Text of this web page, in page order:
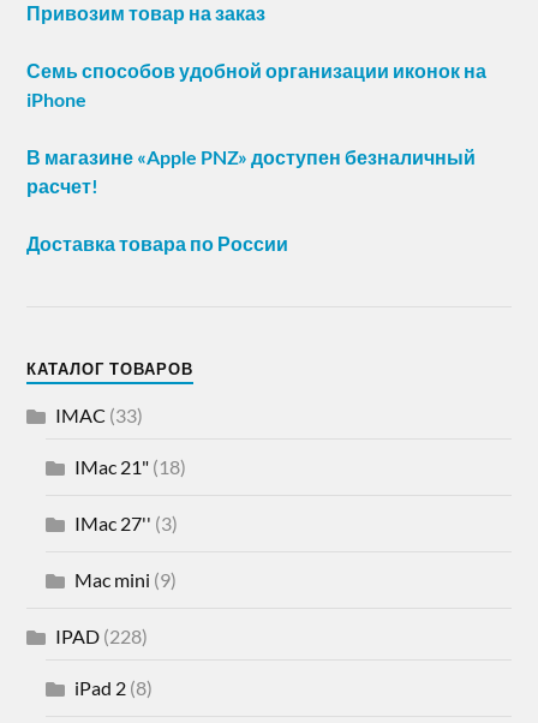
Привозим товар на заказ
Семь способов удобной организации иконок на
iPhone
В магазине «Apple PNZ» доступен безналичный
расчет!
Доставка товара по России
КАТАЛОГ ТОВАРОВ
IMAC (33)
IMac 21" (18)
IMac 27'' (3)
Mac mini (9)
IPAD (228)
iPad 2 (8)